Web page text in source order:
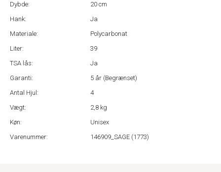
Dybde:
20 cm
Hank:
Ja
Materiale:
Polycarbonat
Liter:
39
TSA lås:
Ja
Garanti:
5 år (Begrænset)
Antal Hjul:
4
Vægt:
2,8 kg
Køn:
Unisex
Varenummer:
146909_SAGE (1773)